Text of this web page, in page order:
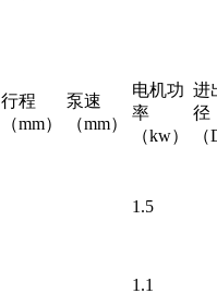
行程
（mm）
泵速
（mm）
电机功
率
（kw）
进
径
1.5
1.1